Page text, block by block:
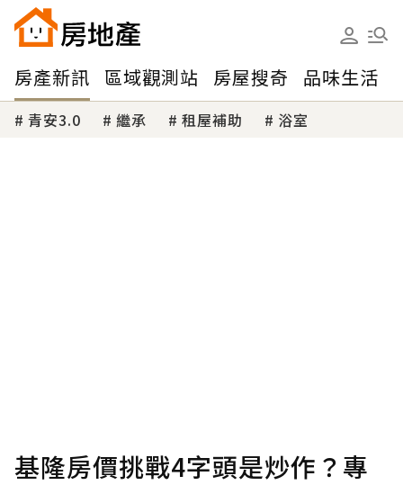
房產新訊 區域觀測站 房屋搜奇 品味生活
青安3.0 繼承 租屋補助 浴室
基隆房價挑戰4字頭是炒作？專